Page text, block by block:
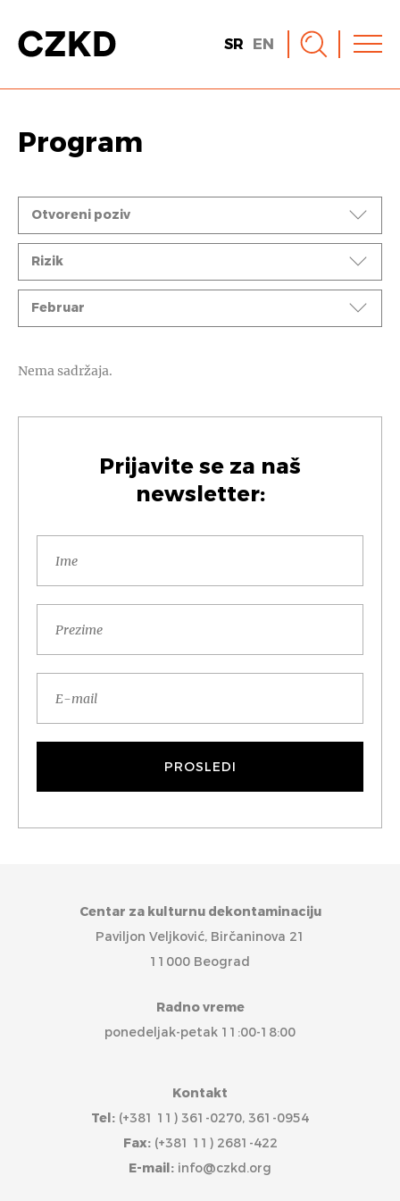
SR EN
Program
Događaji
Otvoreni poziv
Ciklusi
Rizik
Mesec
Februar
Nema sadržaja.
Prijavite se za naš
newsletter:
Centar za kulturnu dekontaminaciju
Paviljon Veljković, Birčaninova 21
11000 Beograd
Radno vreme
ponedeljak-petak 11:00-18:00
Kontakt
Tel: (+381 11) 361-0270, 361-0954
Fax:(+381 11) 2681-422
E-mail: info@czkd.org